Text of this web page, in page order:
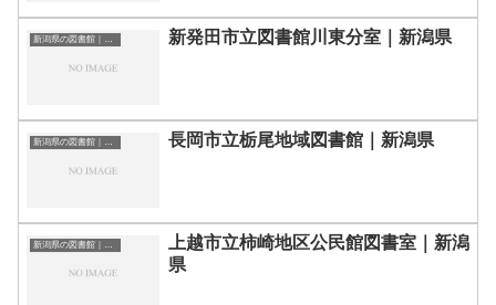
新潟県の図書館｜勉強できる場所 新発田市立図書館川東分室｜新潟県
新潟県の図書館｜勉強できる場所 長岡市立栃尾地域図書館｜新潟県
新潟県の図書館｜勉強できる場所
上越市立柿崎地区公民館図書室｜新潟
県